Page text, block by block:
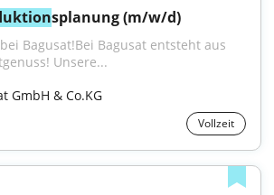
splanung (m/w/d)
Bagusat!Bei Bagusat entsteht aus
Unsere...
GmbH & Co.KG
Vollzeit